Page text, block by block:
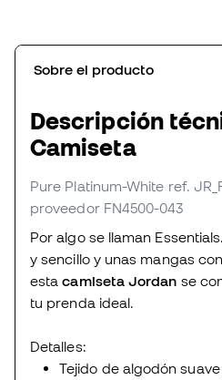
Sobre el producto
Descripción
Camiseta
Pure Platinum-White ref.
proveedor FN4500-043
Por algo se llaman
y sencillo y unas mangas
estacamiseta Jordan se
tu prenda ideal.
Detalles:
Tejido de algodón